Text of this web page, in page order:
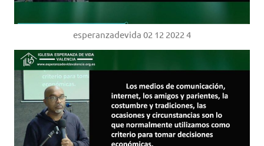
esperanzadevida 02 12 2022 4